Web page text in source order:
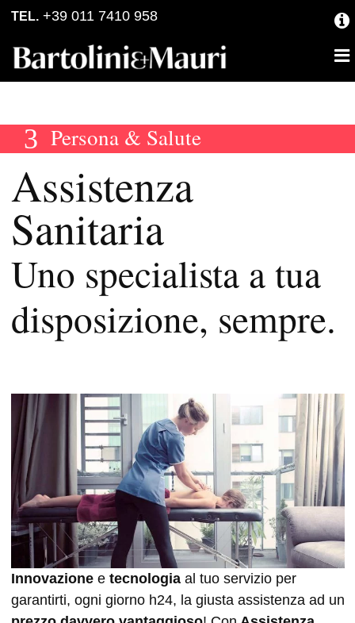
Skip
primary
Skip
main
TEL. +39 011 7410 958
Persona & Salute
Assistenza
Sanitaria
Uno specialista a tua
disposizione, sempre.
Innovazionee tecnologiaal tuo servizio per
garantirti, ogni giorno h24, la giusta assistenza ad un